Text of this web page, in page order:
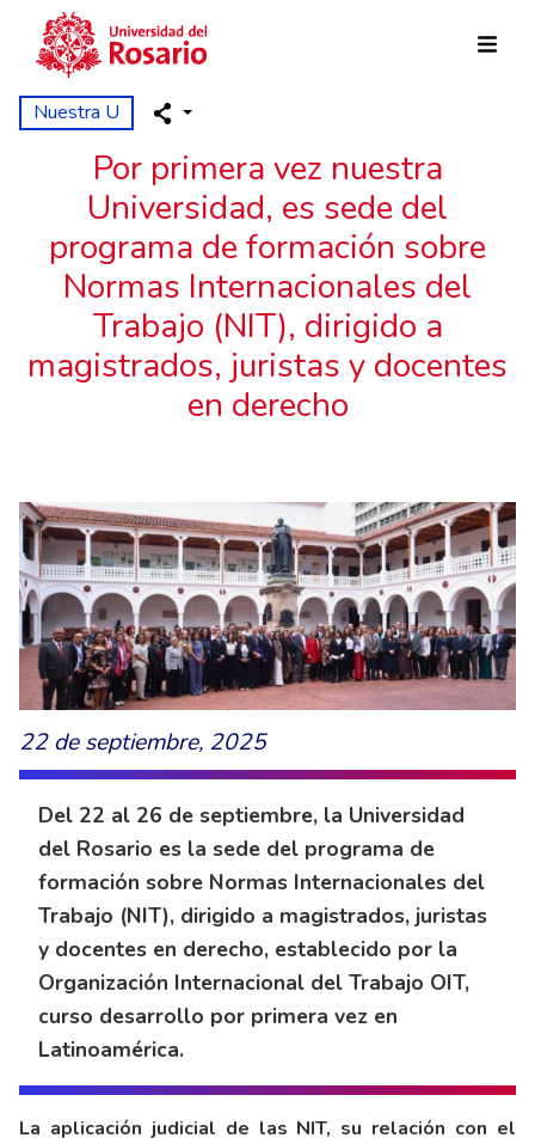
Pasar al contenido principal
Nuestra U
Por primera vez nuestra
Universidad, es sede del
programa de formación sobre
Normas Internacionales del
Trabajo (NIT), dirigido a
magistrados, juristas y docentes
en derecho
22 de septiembre, 2025
Del 22 al 26 de septiembre, la Universidad
del Rosario es la sede del programa de
formación sobre Normas Internacionales del
Trabajo (NIT), dirigido a magistrados, juristas
y docentes en derecho, establecido por la
Organización Internacional del Trabajo OIT,
curso desarrollo por primera vez en
Latinoamérica.
La aplicación judicial de las NIT, su relación con el